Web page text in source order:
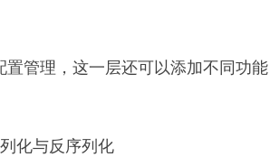
置管理，这一层还可以添加不同功能
化与反序列化